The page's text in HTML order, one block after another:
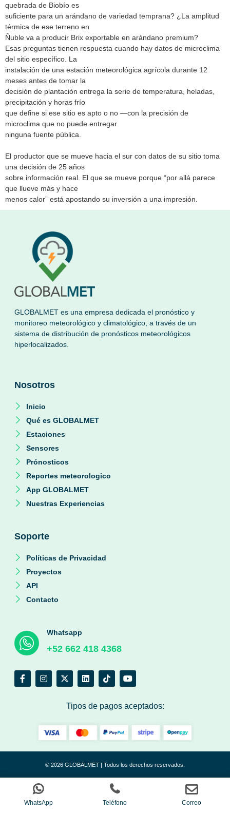
quebrada de Biobío es
suficiente para un arándano de variedad temprana? ¿La amplitud
térmica de ese terreno en
Ñuble va a producir Brix exportable en arándano premium?
Esas preguntas tienen respuesta cuando hay datos de microclima
del sitio específico. La
instalación de una estación meteorológica agrícola durante 12
meses antes de tomar la
decisión de plantación entrega la serie de temperatura, heladas,
precipitación y horas frío
que define si ese sitio es apto o no —con la precisión de
microclima que no puede entregar
ninguna fuente pública.
El productor que se mueve hacia el sur con datos de su sitio toma
una decisión de 25 años
sobre información real. El que se mueve porque “por allá parece
que llueve más y hace
menos calor” está apostando su inversión a una impresión.
GLOBALMET es una empresa dedicada el pronóstico y
monitoreo meteorológico y climatológico, a través de un
sistema de distribución de pronósticos meteorológicos
hiperlocalizados.
Nosotros
Inicio
Qué es GLOBALMET
Estaciones
Sensores
Prónosticos
Reportes meteorologico
App GLOBALMET
Nuestras Experiencias
Soporte
Políticas de Privacidad
Proyectos
API
Contacto
Whatsapp
+52 662 418 4368
Tipos de pagos aceptados:
© 2026 GLOBALMET | Todos los derechos reservados.
WhatsApp Teléfono Correo